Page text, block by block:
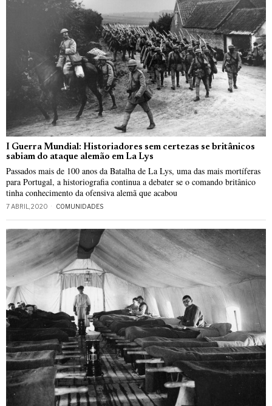
I Guerra Mundial: Historiadores sem certezas se britânicos
sabiam do ataque alemão em La Lys
Passados mais de 100 anos da Batalha de La Lys, uma das mais mortíferas
para Portugal, a historiografia continua a debater se o comando britânico
tinha conhecimento da ofensiva alemã que acabou
7 ABRIL, 2020 COMUNIDADES